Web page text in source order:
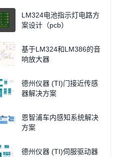
LM324电池指示灯电路方
案设计（pcb）
基于LM324和LM386的音
响放大器
德州仪器 (TI)门接近传感
器解决方案
恩智浦车内感知系统解决
方案
德州仪器 (TI)伺服驱动器